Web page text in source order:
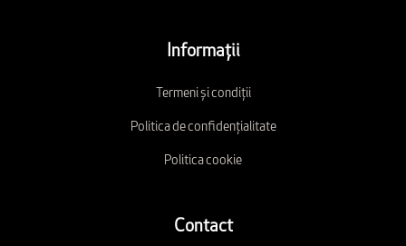
Informații
Termeni și condiții
Politica de confidențialitate
Politica cookie
Contact